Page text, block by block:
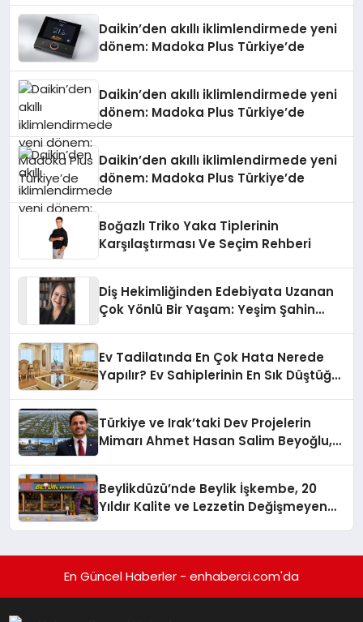
Daikin’den akıllı iklimlendirmede yeni
dönem: Madoka Plus Türkiye’de
Daikin’den akıllı iklimlendirmede yeni
dönem: Madoka Plus Türkiye’de
Daikin’den akıllı iklimlendirmede yeni
dönem: Madoka Plus Türkiye’de
Boğazlı Triko Yaka Tiplerinin
Karşılaştırması Ve Seçim Rehberi
Diş Hekimliğinden Edebiyata Uzanan
Çok Yönlü Bir Yaşam: Yeşim Şahin
Ev Tadilatında En Çok Hata Nerede
Yapılır? Ev Sahiplerinin En Sık Düştüğü
Türkiye ve Irak’taki Dev Projelerin
Mimarı Ahmet Hasan Salim Beyoğlu,
Hayata Geçirecek
Beylikdüzü’nde Beylik İşkembe, 20
Yıldır Kalite ve Lezzetin Değişmeyen
En Güncel Haberler - enhaberci.com'da